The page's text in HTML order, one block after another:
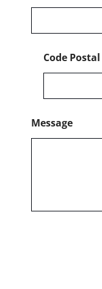
Code Postal
Message